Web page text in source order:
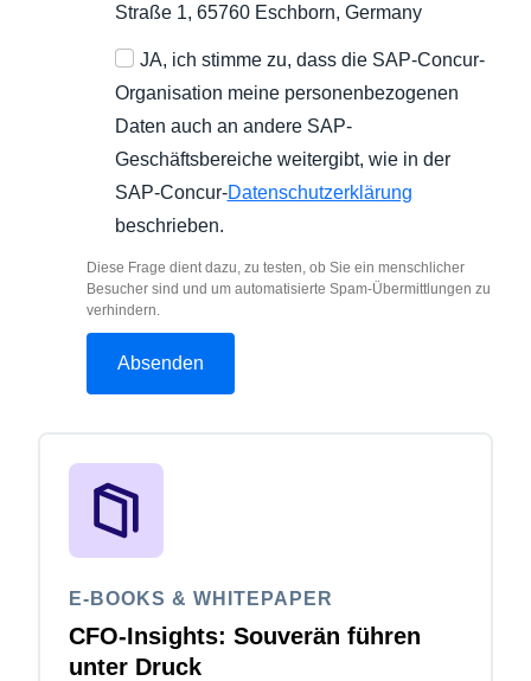
Straße 1, 65760 Eschborn, Germany
JA, ich stimme zu, dass die SAP-Concur-
Organisation meine personenbezogenen
Daten auch an andere SAP-
Geschäftsbereiche weitergibt, wie in der
SAP-Concur-Datenschutzerklärung
beschrieben.
Diese Frage dient dazu, zu testen, ob Sie ein menschlicher
Besucher sind und um automatisierte Spam-Übermittlungen zu
verhindern.
E-BOOKS & WHITEPAPER
CFO-Insights: Souverän führen
unter Druck